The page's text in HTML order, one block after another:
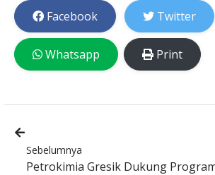
Facebook Twitter
Whatsapp Print
Sebelumnya
Petrokimia Gresik Dukung